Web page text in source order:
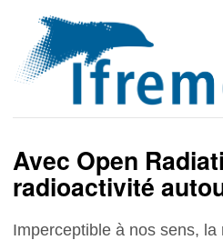
Avec Open
radioactivité
Imperceptible à nos sens, la